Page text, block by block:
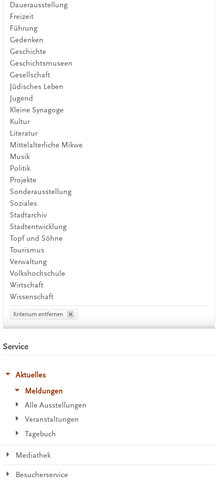
Dauerausstellung
Freizeit
Führung
Gedenken
Geschichte
Geschichtsmuseen
Gesellschaft
Jüdisches Leben
Jugend
Kleine Synagoge
Kultur
Literatur
Mittelalterliche Mikwe
Musik
Politik
Projekte
Sonderausstellung
Soziales
Stadtarchiv
Stadtentwicklung
Topf und Söhne
Tourismus
Verwaltung
Volkshochschule
Wirtschaft
Wissenschaft
Kriterium entfernen
Service
Aktuelles
Meldungen
Alle Ausstellungen
Veranstaltungen
Tagebuch
Mediathek
Besucherservice